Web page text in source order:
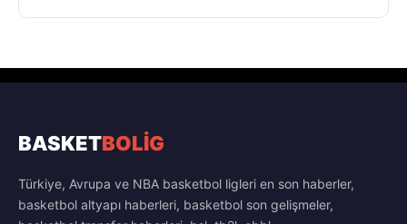
BASKETBOLİG
Türkiye, Avrupa ve NBA basketbol ligleri en son haberler,
basketbol altyapı haberleri, basketbol son gelişmeler,